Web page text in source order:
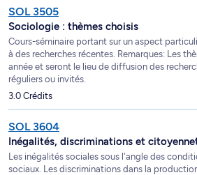
SOL 3505
Sociologie : thèmes choisis
Cours-séminaire portant sur un aspect
à des recherches récentes. Remarques: Les
année et seront le lieu de diffusion des
réguliers ou invités.
3.0 Crédits
SOL 3604
Inégalités, discriminations et
Les inégalités sociales sous l'angle des
sociaux. Les discriminations dans la